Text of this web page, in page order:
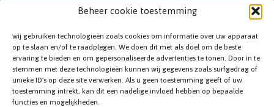
Beheer cookie toestemming
wij gebruiken technologieën zoals cookies om informatie over uw apparaat
op te slaan en/of te raadplegen. We doen dit met als doel om de beste
ervaring te bieden en om gepersonaliseerde advertenties te tonen. Door in te
stemmen met deze technologieën kunnen wij gegevens zoals surfgedrag of
unieke ID's op deze site verwerken. Als u geen toestemming geeft of uw
toestemming intrekt, kan dit een nadelige invloed hebben op bepaalde
functies en mogelijkheden.
ADVERTEREN
Vakblad
Adverteren